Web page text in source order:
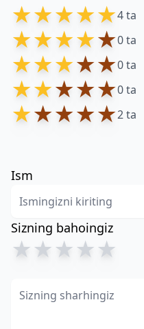
★★★★★4 ta
★★★★★0 ta
★★★★★0 ta
★★★★★0 ta
★★★★★2 ta
Ism
Sizning bahoingiz
★★★★★